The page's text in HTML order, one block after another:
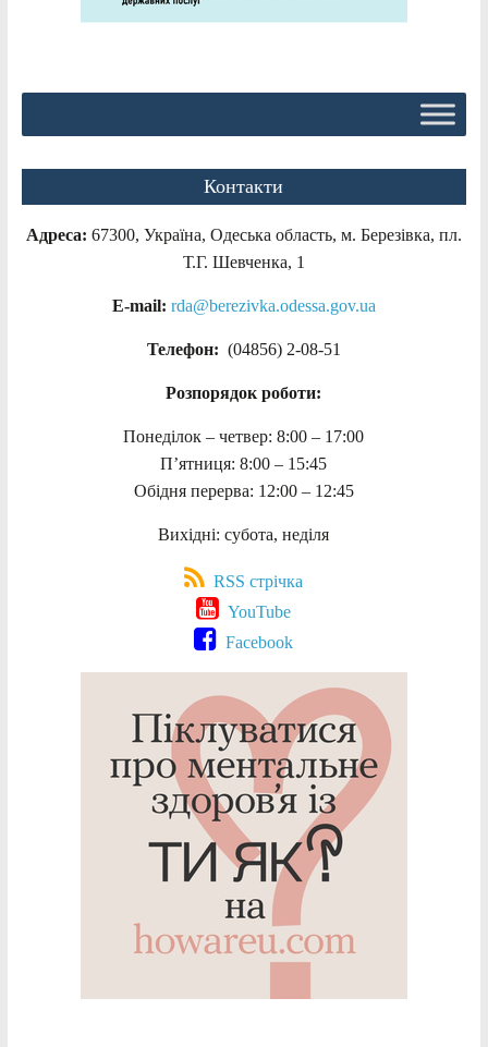
Контакти
Адреса: 67300, Україна, Одеська область, м. Березівка, пл.
Т.Г. Шевченка, 1
E-mail: rda@berezivka.odessa.gov.ua
Телефон: (04856) 2-08-51
Розпорядок роботи:
Понеділок – четвер: 8:00 – 17:00
П’ятниця: 8:00 – 15:45
Обідня перерва: 12:00 – 12:45
Вихідні: субота, неділя
RSS стрічка
YouTube
Facebook